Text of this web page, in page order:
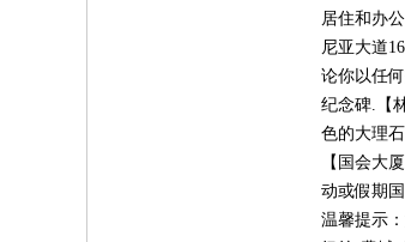
居住和办
尼亚大道
论你以任
纪念碑.【
色的大理
【国会大
动或假期
温馨提示